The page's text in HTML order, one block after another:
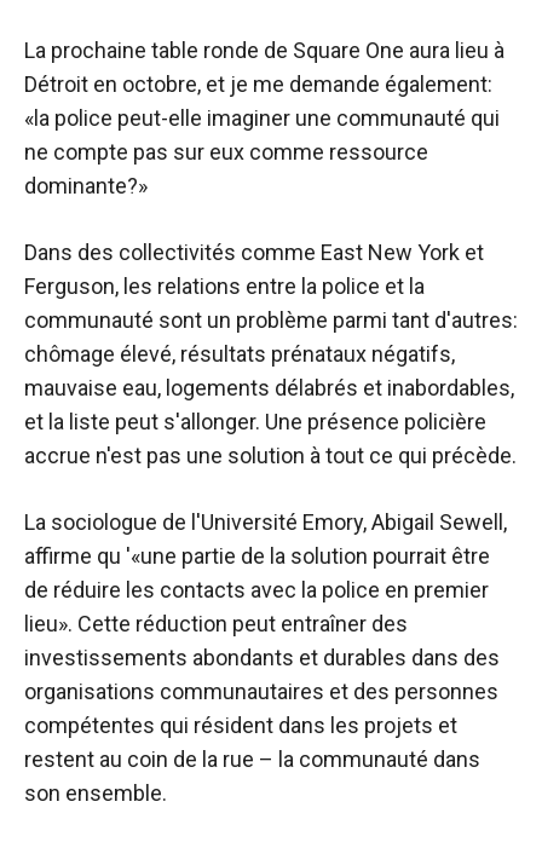
La prochaine table ronde de Square One aura lieu à
Détroit en octobre, et je me demande également:
«la police peut-elle imaginer une communauté qui
ne compte pas sur eux comme ressource
dominante?»
Dans des collectivités comme East New York et
Ferguson, les relations entre la police et la
communauté sont un problème parmi tant d'autres:
chômage élevé, résultats prénataux négatifs,
mauvaise eau, logements délabrés et inabordables,
et la liste peut s'allonger. Une présence policière
accrue n'est pas une solution à tout ce qui précède.
La sociologue de l'Université Emory, Abigail Sewell,
affirme qu '«une partie de la solution pourrait être
de réduire les contacts avec la police en premier
lieu». Cette réduction peut entraîner des
investissements abondants et durables dans des
organisations communautaires et des personnes
compétentes qui résident dans les projets et
restent au coin de la rue – la communauté dans
son ensemble.